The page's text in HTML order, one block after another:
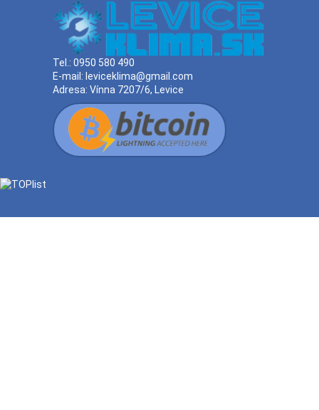
Tel.: 0950 580 490
E-mail: leviceklima@gmail.com
Adresa: Vínna 7207/6, Levice